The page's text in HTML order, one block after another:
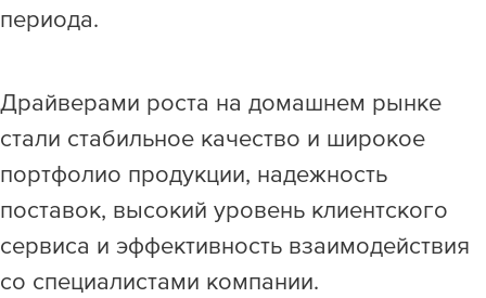
периода.
Драйверами роста на домашнем рынке
стали стабильное качество и широкое
портфолио продукции, надежность
поставок, высокий уровень клиентского
сервиса и эффективность взаимодействия
со специалистами компании.